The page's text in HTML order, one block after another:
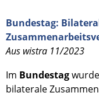
Bundestag:
Aus wistra 11/2023
Im Bundestag
bilaterale